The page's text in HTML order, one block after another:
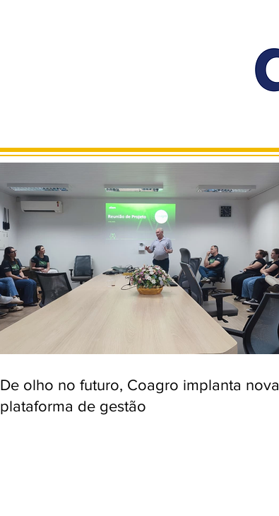
De olho no futuro, Coagro implanta nova
plataforma de gestão